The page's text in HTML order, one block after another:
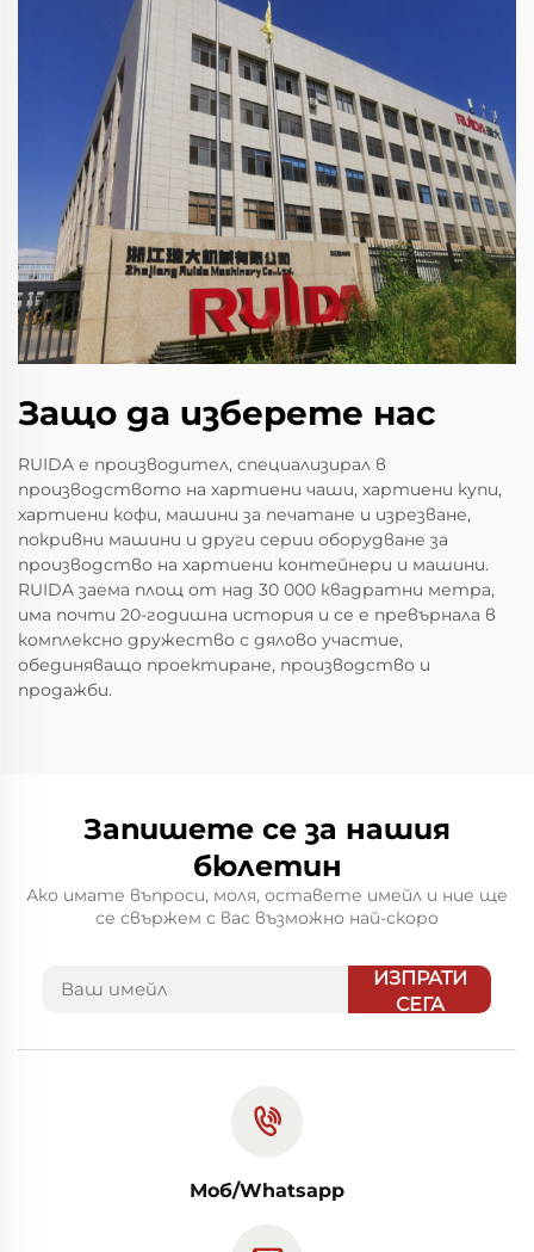
Защо да изберете нас
RUIDA е производител, специализирал в
производството на хартиени чаши, хартиени купи,
хартиени кофи, машини за печатане и изрезване,
покривни машини и други серии оборудване за
производство на хартиени контейнери и машини.
RUIDA заема площ от над 30 000 квадратни метра,
има почти 20-годишна история и се е превърнала в
комплексно дружество с дялово участие,
обединяващо проектиране, производство и
продажби.
Запишете се за нашия
бюлетин
Ако имате въпроси, моля, оставете имейл и ние ще
се свържем с вас възможно най-скоро
ИЗПРАТИ
СЕГА
Моб/Whatsapp